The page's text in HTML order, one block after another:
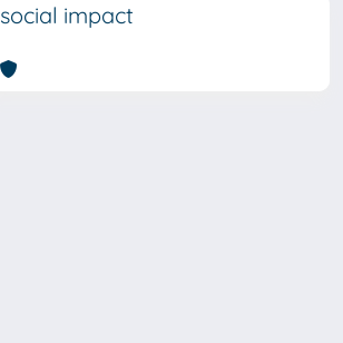
social impact